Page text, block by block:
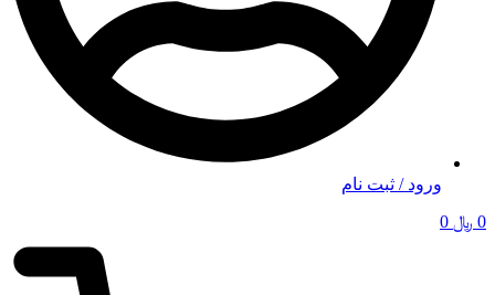
ورود / ثبت نام
0 ﷼ 0